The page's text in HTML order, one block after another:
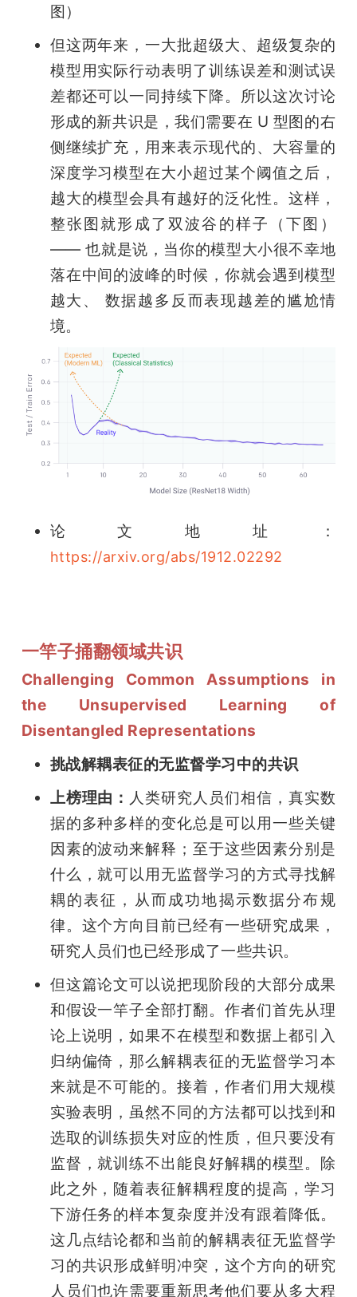
图）
但这两年来，一大批超级大、超级复杂的
模型用实际行动表明了训练误差和测试误
差都还可以一同持续下降。所以这次讨论
形成的新共识是，我们需要在 U 型图的右
侧继续扩充，用来表示现代的、大容量的
深度学习模型在大小超过某个阈值之后，
越大的模型会具有越好的泛化性。这样，
整张图就形成了双波谷的样子（下图）
—— 也就是说，当你的模型大小很不幸地
落在中间的波峰的时候，你就会遇到模型
越大、 数据越多反而表现越差的尴尬情
境。
论文地址：
https://arxiv.org/abs/1912.02292
一竿子捅翻领域共识
Challenging Common Assumptions in
the Unsupervised Learning of
Disentangled Representations
挑战解耦表征的无监督学习中的共识
上榜理由： 人类研究人员们相信，真实数
据的多种多样的变化总是可以用一些关键
因素的波动来解释；至于这些因素分别是
什么，就可以用无监督学习的方式寻找解
耦的表征，从而成功地揭示数据分布规
律。这个方向目前已经有一些研究成果，
研究人员们也已经形成了一些共识。
但这篇论文可以说把现阶段的大部分成果
和假设一竿子全部打翻。作者们首先从理
论上说明，如果不在模型和数据上都引入
归纳偏倚，那么解耦表征的无监督学习本
来就是不可能的。接着，作者们用大规模
实验表明，虽然不同的方法都可以找到和
选取的训练损失对应的性质，但只要没有
监督，就训练不出能良好解耦的模型。除
此之外，随着表征解耦程度的提高，学习
下游任务的样本复杂度并没有跟着降低。
这几点结论都和当前的解耦表征无监督学
习的共识形成鲜明冲突，这个方向的研究
人员们也许需要重新思考他们要从多大程